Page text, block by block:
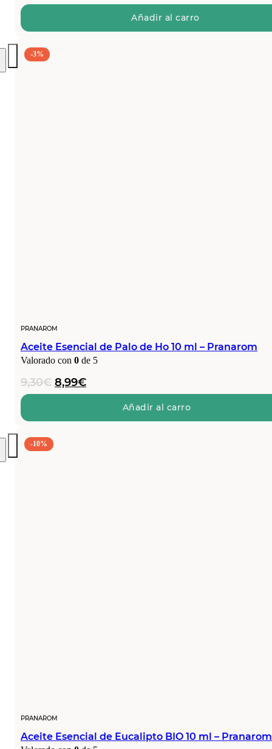
Añadir al carro
-3%
PRANAROM
Aceite Esencial de Palo de Ho 10 ml – Pranarom
Valorado con 0 de 5
9,30€ El
precio
era:
8,99€El
precio
es:
Añadir al carro
-10%
PRANAROM
Aceite Esencial de Eucalipto BIO 10 ml – Pranarom